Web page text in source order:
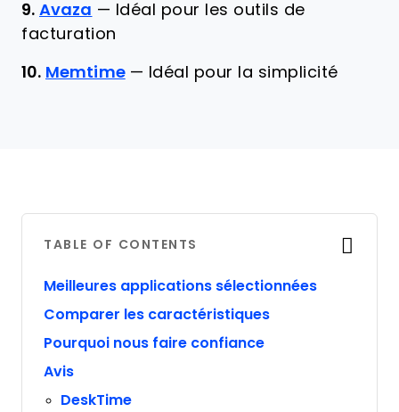
9. Avaza — Idéal pour les outils de
facturation
10. Memtime — Idéal pour la simplicité
TABLE OF CONTENTS
Meilleures applications sélectionnées
Comparer les caractéristiques
Pourquoi nous faire confiance
Avis
DeskTime